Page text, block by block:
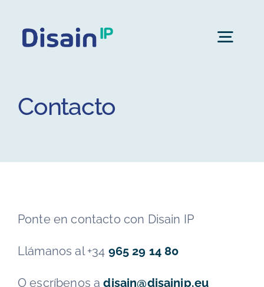
content
Contacto
Español ▼
Contacto
Ponte en contacto con Disain IP
Llámanos al +34 965 29 14 80
O escríbenos adisain@disainip.eu